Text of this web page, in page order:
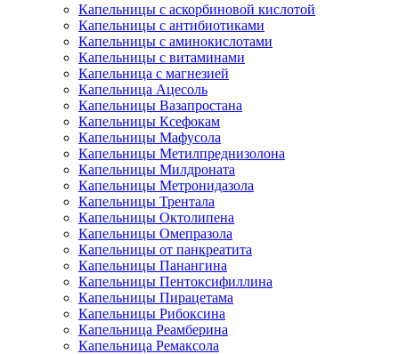
Капельницы с аскорбиновой кислотой
Капельницы с антибиотиками
Капельницы с аминокислотами
Капельницы с витаминами
Капельница с магнезией
Капельница Ацесоль
Капельницы Вазапростана
Капельницы Ксефокам
Капельницы Мафусола
Капельницы Метилпреднизолона
Капельницы Милдроната
Капельницы Метронидазола
Капельницы Трентала
Капельницы Октолипена
Капельницы Омепразола
Капельницы от панкреатита
Капельницы Панангина
Капельницы Пентоксифиллина
Капельницы Пирацетама
Капельницы Рибоксина
Капельница Реамберина
Капельница Ремаксола